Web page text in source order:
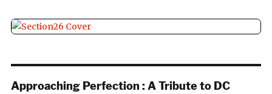
Approaching Perfection : A Tribute to DC